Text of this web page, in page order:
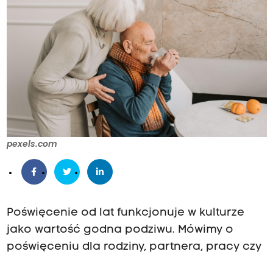
pexels.com
Poświęcenie od lat funkcjonuje w kulturze
jako wartość godna podziwu. Mówimy o
poświęceniu dla rodziny, partnera, pracy czy